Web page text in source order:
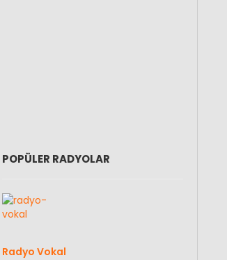
POPÜLER RADYOLAR
Radyo Vokal